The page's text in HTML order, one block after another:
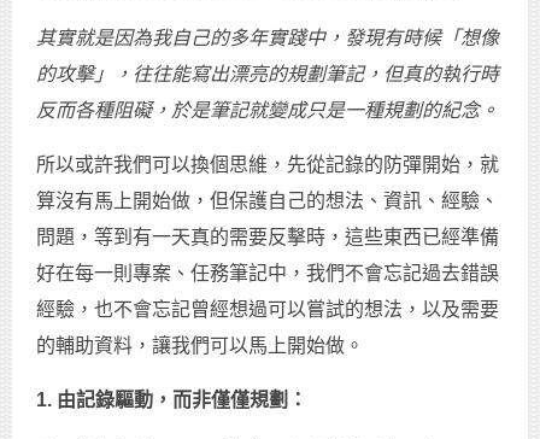
其實就是因為我自己的多年實踐中，發現有時候「想像
的攻擊」，往往能寫出漂亮的規劃筆記，但真的執行時
反而各種阻礙，於是筆記就變成只是一種規劃的紀念。
所以或許我們可以換個思維，先從記錄的防彈開始，就
算沒有馬上開始做，但保護自己的想法、資訊、經驗、
問題，等到有一天真的需要反擊時，這些東西已經準備
好在每一則專案、任務筆記中，我們不會忘記過去錯誤
經驗，也不會忘記曾經想過可以嘗試的想法，以及需要
的輔助資料，讓我們可以馬上開始做。
1. 由記錄驅動，而非僅僅規劃：